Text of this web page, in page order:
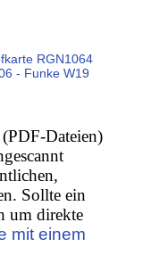
RGN1064
- Funke W19
Dateien)
Sollte ein
um direkte
mit einem